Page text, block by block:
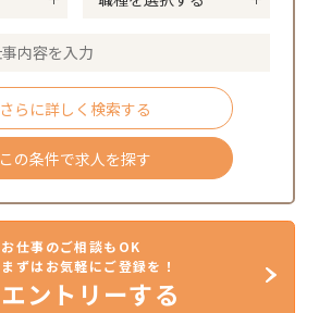
さらに詳しく検索する
この条件で求人を探す
お仕事のご相談もOK
まずはお気軽にご登録を！
エントリーする